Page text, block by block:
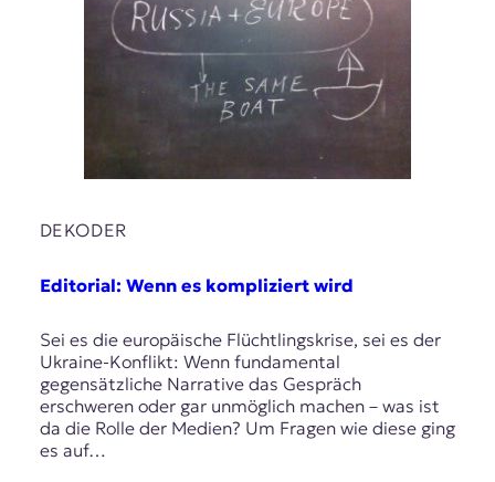
DEKODER
Editorial: Wenn es kompliziert wird
Sei es die europäische Flüchtlingskrise, sei es der
Ukraine-Konflikt: Wenn fundamental
gegensätzliche Narrative das Gespräch
erschweren oder gar unmöglich machen – was ist
da die Rolle der Medien? Um Fragen wie diese ging
es auf…